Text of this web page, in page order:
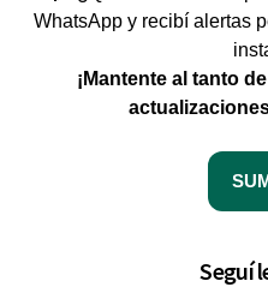
WhatsApp y recibí alertas
¡Mantente al tanto
Seguí